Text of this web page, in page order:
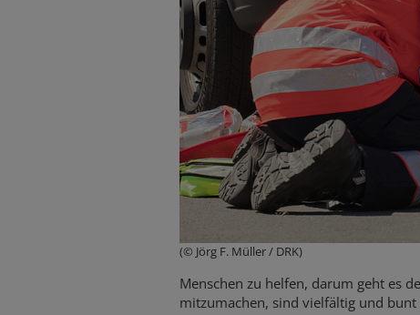
(© Jörg F. Müller / DRK)
Menschen zu helfen, darum geht es
mitzumachen, sind vielfältig und